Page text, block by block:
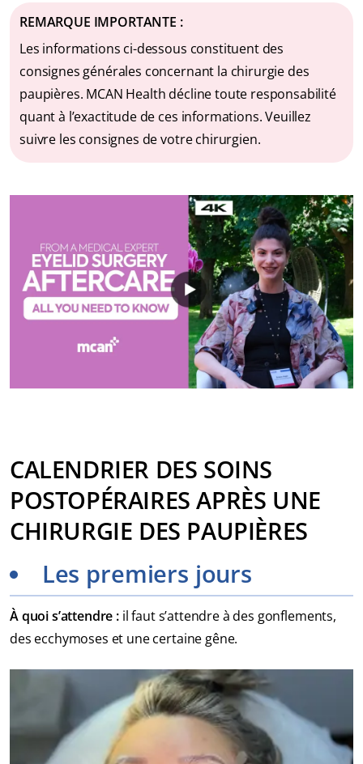
REMARQUE IMPORTANTE :
Les informations ci-dessous constituent des
consignes générales concernant la chirurgie des
paupières. MCAN Health décline toute responsabilité
quant à l’exactitude de ces informations. Veuillez
suivre les consignes de votre chirurgien.
CALENDRIER DES SOINS
POSTOPÉRAIRES APRÈS UNE
CHIRURGIE DES PAUPIÈRES
Les premiers jours
À quoi s’attendre :il faut s’attendre à des gonflements,
des ecchymoses et une certaine gêne.